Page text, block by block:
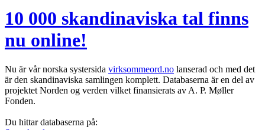
10 000 skandinaviska tal finns
nu online!
Nu är vår norska systersida virksommeord.no lanserad och med det
är den skandinaviska samlingen komplett. Databaserna är en del av
projektet Norden og verden vilket finansierats av A. P. Møller
Fonden.
Du hittar databaserna på: